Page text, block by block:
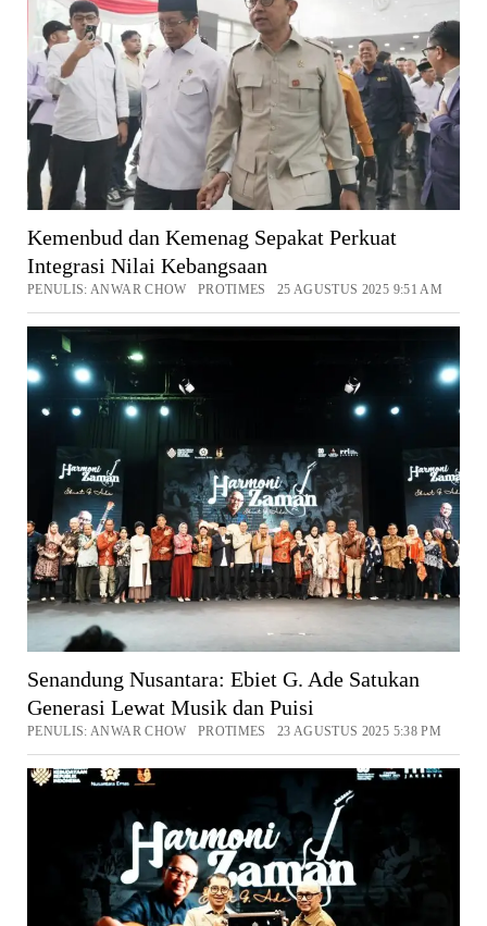
Kemenbud dan Kemenag Sepakat Perkuat
Integrasi Nilai Kebangsaan
PENULIS: ANWAR CHOW PROTIMES 25 AGUSTUS 2025 9:51 AM
Senandung Nusantara: Ebiet G. Ade Satukan
Generasi Lewat Musik dan Puisi
PENULIS: ANWAR CHOW PROTIMES 23 AGUSTUS 2025 5:38 PM